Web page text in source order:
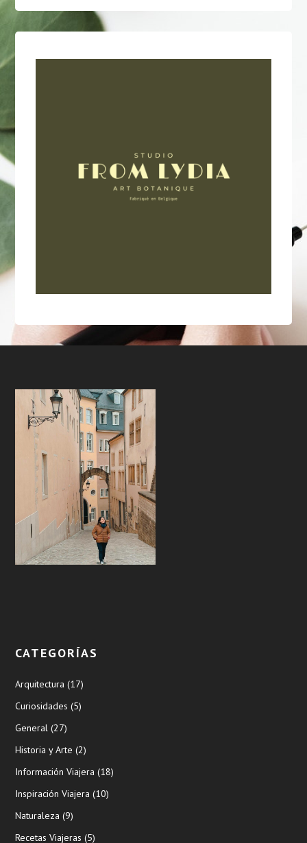
CATEGORÍAS
Arquitectura (17)
Curiosidades (5)
General (27)
Historia y Arte (2)
Información Viajera (18)
Inspiración Viajera (10)
Naturaleza (9)
Recetas Viajeras (5)